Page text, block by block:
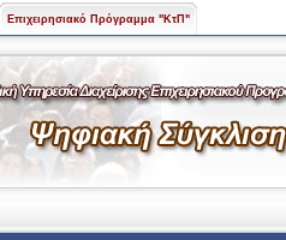
Επιχειρησιακό Πρόγραμμα "ΚτΠ"